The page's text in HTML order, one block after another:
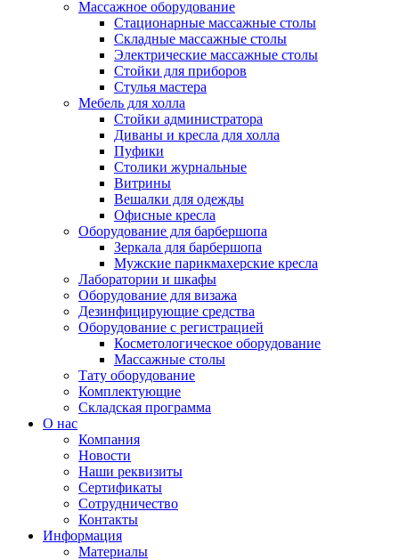
Массажное оборудование
Стационарные массажные столы
Складные массажные столы
Электрические массажные столы
Стойки для приборов
Стулья мастера
Мебель для холла
Стойки администратора
Диваны и кресла для холла
Пуфики
Столики журнальные
Витрины
Вешалки для одежды
Офисные кресла
Оборудование для барбершопа
Зеркала для барбершопа
Мужские парикмахерские кресла
Лаборатории и шкафы
Оборудование для визажа
Дезинфицирующие средства
Оборудование с регистрацией
Косметологическое оборудование
Массажные столы
Тату оборудование
Комплектующие
Складская программа
О нас
Компания
Новости
Наши реквизиты
Сертификаты
Сотрудничество
Контакты
Информация
Материалы